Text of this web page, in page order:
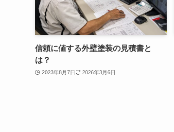
信頼に値する外壁塗装の見積書と
は？
2023年8月7日 2026年3月6日